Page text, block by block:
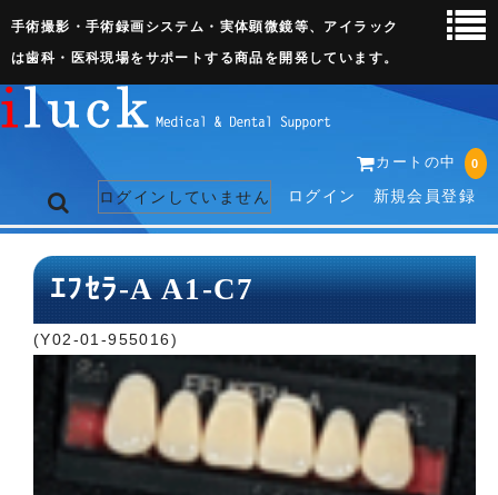
手術撮影・手術録画システム・実体顕微鏡等、アイラック
は歯科・医科現場をサポートする商品を開発しています。
カートの中 0
ログインしていません ログイン 新規会員登録
トップページ
歯科関連機器
術野撮影キット
ｴﾌｾﾗ-A A1-C7
(Y02-01-955016)